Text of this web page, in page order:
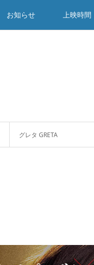
お知らせ 上映時間
グレタ GRETA